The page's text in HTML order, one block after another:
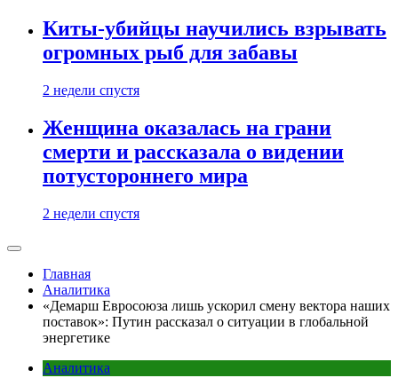
Киты-убийцы научились взрывать
огромных рыб для забавы
2 недели спустя
Женщина оказалась на грани
смерти и рассказала о видении
потустороннего мира
2 недели спустя
Главная
Аналитика
«Демарш Евросоюза лишь ускорил смену вектора наших
поставок»: Путин рассказал о ситуации в глобальной
энергетике
Аналитика